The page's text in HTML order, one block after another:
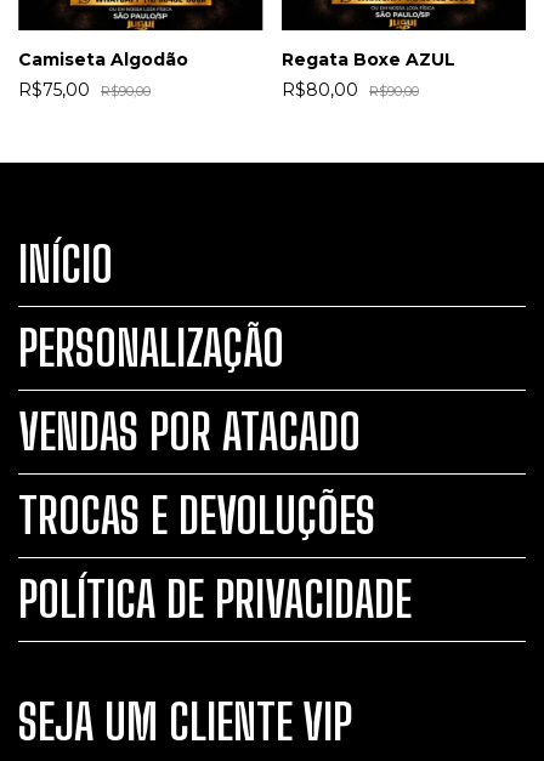
Camiseta Algodão
R$75,00
R$90,00
Regata Boxe AZUL
R$80,00
R$90,00
INÍCIO
PERSONALIZAÇÃO
VENDAS POR ATACADO
TROCAS E DEVOLUÇÕES
POLÍTICA DE PRIVACIDADE
SEJA UM CLIENTE VIP